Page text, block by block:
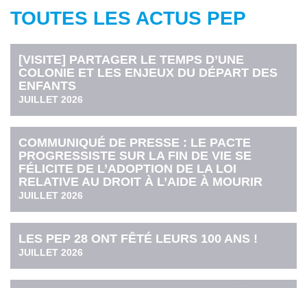
TOUTES LES ACTUS PEP
[VISITE] PARTAGER LE TEMPS D’UNE
COLONIE ET LES ENJEUX DU DÉPART DES
ENFANTS
JUILLET 2026
COMMUNIQUÉ DE PRESSE : LE PACTE
PROGRESSISTE SUR LA FIN DE VIE SE
FÉLICITE DE L’ADOPTION DE LA LOI
RELATIVE AU DROIT À L’AIDE À MOURIR
JUILLET 2026
LES PEP 28 ONT FÊTÉ LEURS 100 ANS !
JUILLET 2026